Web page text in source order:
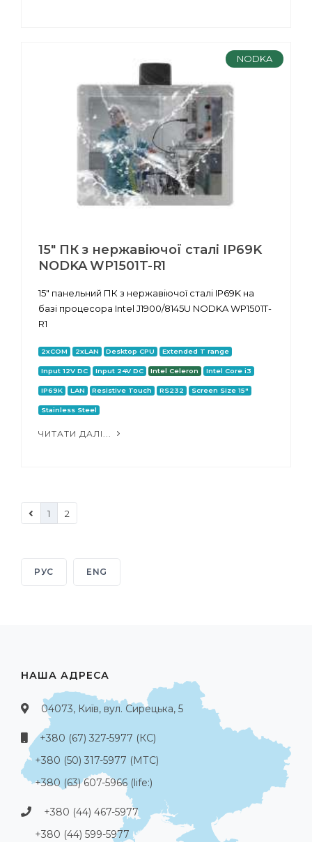
NODKA
15" ПК з нержавіючої сталі IP69K
NODKA WP1501T-R1
15" панельний ПК з нержавіючої сталі IP69K на
базі процесора Intel J1900/8145U NODKA WP1501T-
R1
2xCOM 2xLAN Desktop CPU Extended T range
Input 12V DC Input 24V DC Intel Celeron Intel Core i3
IP69K LAN Resistive Touch RS232 Screen Size 15"
Stainless Steel
ЧИТАТИ ДАЛІ...
1 2
РУС ENG
НАША АДРЕСА
04073, Київ, вул. Сирецька, 5
+380 (67) 327-5977 (КС)
+380 (50) 317-5977 (МТС)
+380 (63) 607-5966 (life:)
+380 (44) 467-5977
+380 (44) 599-5977